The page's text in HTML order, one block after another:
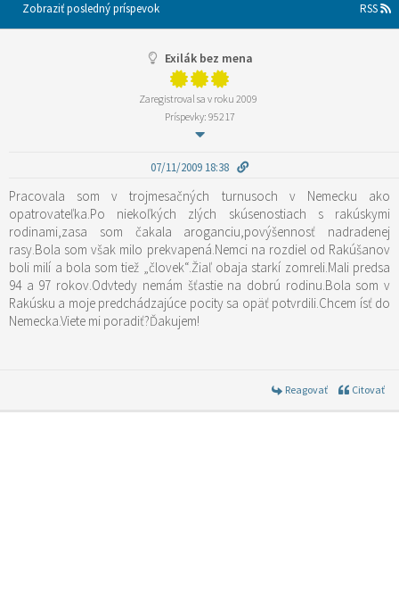
Zobraziť posledný príspevok RSS
Exilák bez mena
Zaregistroval sa v roku 2009
Príspevky: 95217
07/11/2009 18:38
Pracovala som v trojmesačných turnusoch v Nemecku ako
opatrovateľka.Po niekoľkých zlých skúsenostiach s rakúskymi
rodinami,zasa som čakala aroganciu,povýšennosť nadradenej
rasy.Bola som však milo prekvapená.Nemci na rozdiel od Rakúšanov
boli milí a bola som tiež „človek“.Žiaľ obaja starkí zomreli.Mali predsa
94 a 97 rokov.Odvtedy nemám šťastie na dobrú rodinu.Bola som v
Rakúsku a moje predchádzajúce pocity sa opäť potvrdili.Chcem ísť do
Nemecka.Viete mi poradiť?Ďakujem!
Reagovať Citovať